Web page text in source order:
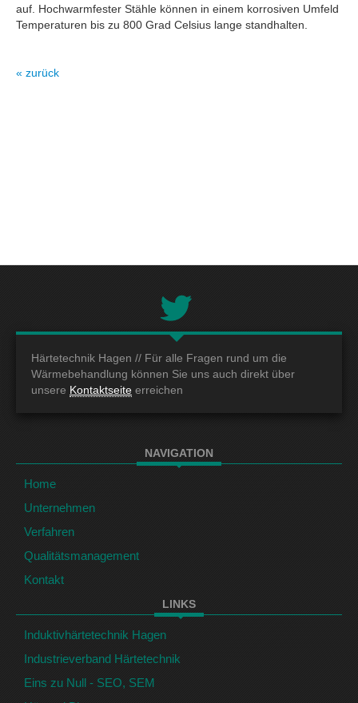
auf. Hochwarmfester Stähle können in einem korrosiven Umfeld
Temperaturen bis zu 800 Grad Celsius lange standhalten.
« zurück
Härtetechnik Hagen // Für alle Fragen rund um die
Wärmebehandlung können Sie uns auch direkt über
unsere Kontaktseite erreichen
NAVIGATION
Home
Unternehmen
Verfahren
Qualitätsmanagement
Kontakt
LINKS
Induktivhärtetechnik Hagen
Industrieverband Härtetechnik
Eins zu Null - SEO, SEM